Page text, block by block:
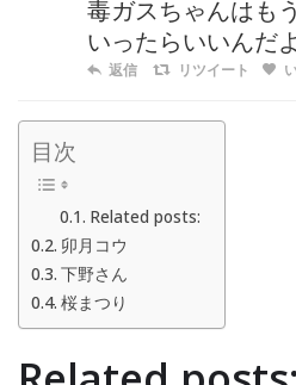
毒ガスちゃんはも
いったらいいんだよ
返信 リツイート
目次
Related posts:
卯月コウ
下野さん
桜まつり